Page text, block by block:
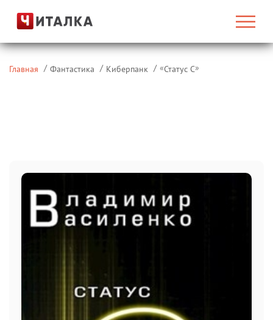
Главная Фантастика Киберпанк «Статус C»